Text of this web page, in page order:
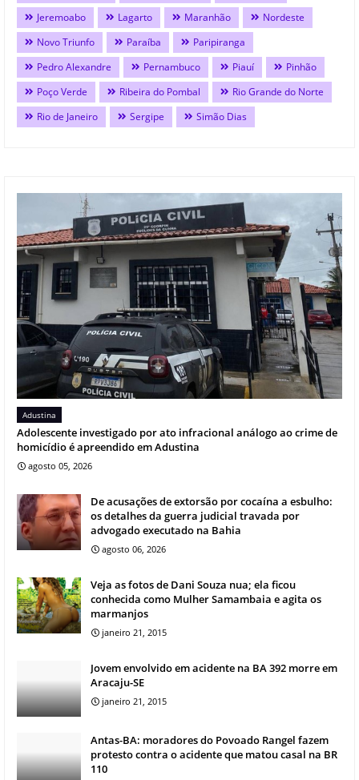
Jeremoabo
Lagarto Maranhão
Nordeste
Novo Triunfo
Paraíba
Paripiranga
Pedro Alexandre
Pernambuco Piauí
Pinhão
Poço Verde
Ribeira do Pombal
Rio Grande do Norte
Rio de Janeiro
Sergipe Simão Dias
Adustina
Adolescente investigado por ato infracional análogo ao crime de
homicídio é apreendido em Adustina
agosto 05, 2026
De acusações de extorsão por cocaína a esbulho:
os detalhes da guerra judicial travada por
advogado executado na Bahia
agosto 06, 2026
Veja as fotos de Dani Souza nua; ela ficou
conhecida como Mulher Samambaia e agita os
marmanjos
janeiro 21, 2015
Jovem envolvido em acidente na BA 392 morre em
Aracaju-SE
janeiro 21, 2015
Antas-BA: moradores do Povoado Rangel fazem
protesto contra o acidente que matou casal na BR
110